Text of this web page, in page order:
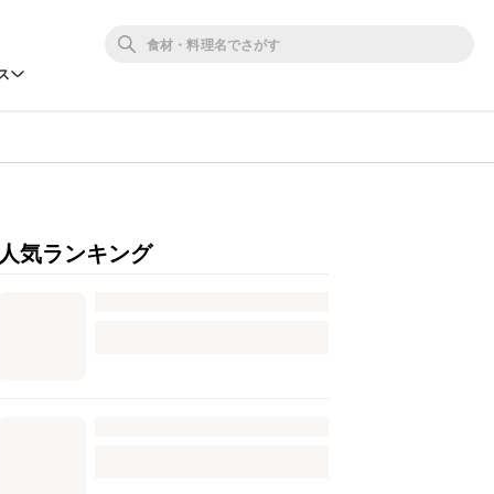
人気ランキング